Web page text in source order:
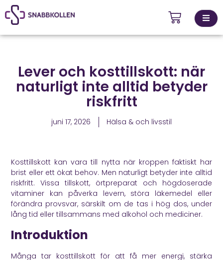
Kontakta
oss
Lever och kosttillskott: när
naturligt inte alltid betyder
riskfritt
juni 17, 2026 Hälsa & och livsstil
Kosttillskott kan vara till nytta när kroppen faktiskt har
brist eller ett ökat behov. Men naturligt betyder inte alltid
riskfritt. Vissa tillskott, örtpreparat och högdoserade
vitaminer kan påverka levern, störa läkemedel eller
förändra provsvar, särskilt om de tas i hög dos, under
lång tid eller tillsammans med alkohol och mediciner.
Introduktion
Många tar kosttillskott för att få mer energi, stärka